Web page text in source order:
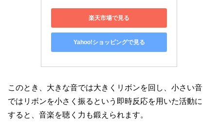
楽天市場で見る
Yahoo!ショッピングで見る
このとき、大きな音では大きくリボンを回し、小さい音
ではリボンを小さく振るという即時反応を用いた活動に
すると、音楽を聴く力も鍛えられます。